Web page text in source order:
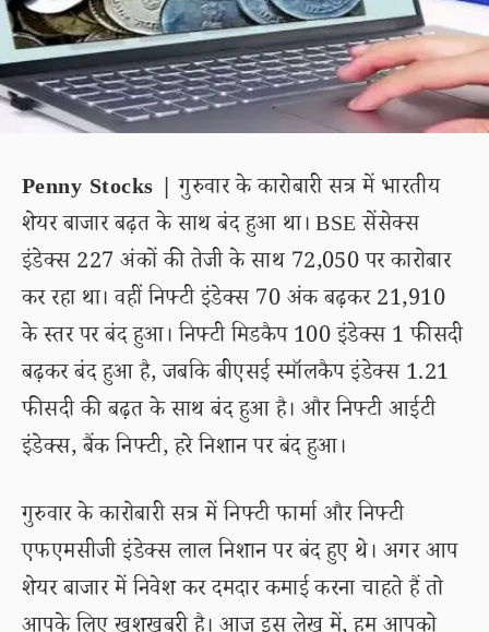
Penny Stocks | गुरुवार के कारोबारी सत्र में भारतीय
शेयर बाजार बढ़त के साथ बंद हुआ था। BSE सेंसेक्स
इंडेक्स 227 अंकों की तेजी के साथ 72,050 पर कारोबार
कर रहा था। वहीं निफ्टी इंडेक्स 70 अंक बढ़कर 21,910
के स्तर पर बंद हुआ। निफ्टी मिडकैप 100 इंडेक्स 1 फीसदी
बढ़कर बंद हुआ है, जबकि बीएसई स्मॉलकैप इंडेक्स 1.21
फीसदी की बढ़त के साथ बंद हुआ है। और निफ्टी आईटी
इंडेक्स, बैंक निफ्टी, हरे निशान पर बंद हुआ।
गुरुवार के कारोबारी सत्र में निफ्टी फार्मा और निफ्टी
एफएमसीजी इंडेक्स लाल निशान पर बंद हुए थे। अगर आप
शेयर बाजार में निवेश कर दमदार कमाई करना चाहते हैं तो